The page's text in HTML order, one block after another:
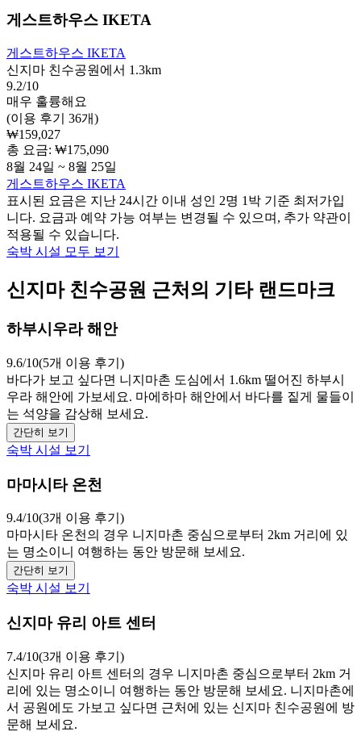
게스트하우스 IKETA
게스트하우스 IKETA
신지마 친수공원에서 1.3km
9.2/10
매우 훌륭해요
(이용 후기 36개)
₩159,027
총 요금: ₩175,090
8월 24일 ~ 8월 25일
게스트하우스 IKETA
표시된 요금은 지난 24시간 이내 성인 2명 1박 기준 최저가입
니다. 요금과 예약 가능 여부는 변경될 수 있으며, 추가 약관이
적용될 수 있습니다.
숙박 시설 모두 보기
신지마 친수공원 근처의 기타 랜드마크
하부시우라 해안
9.6/10(5개 이용 후기)
바다가 보고 싶다면 니지마촌 도심에서 1.6km 떨어진 하부시
우라 해안에 가보세요. 마에하마 해안에서 바다를 짙게 물들이
는 석양을 감상해 보세요.
간단히 보기
숙박 시설 보기
마마시타 온천
9.4/10(3개 이용 후기)
마마시타 온천의 경우 니지마촌 중심으로부터 2km 거리에 있
는 명소이니 여행하는 동안 방문해 보세요.
간단히 보기
숙박 시설 보기
신지마 유리 아트 센터
7.4/10(3개 이용 후기)
신지마 유리 아트 센터의 경우 니지마촌 중심으로부터 2km 거
리에 있는 명소이니 여행하는 동안 방문해 보세요. 니지마촌에
서 공원에도 가보고 싶다면 근처에 있는 신지마 친수공원에 방
문해 보세요.